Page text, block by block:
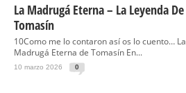
La Madrugá Eterna – La Leyenda De
Tomasín
10Como me lo contaron así os lo cuento… La
Madrugá Eterna de Tomasín En...
10 marzo 2026 0